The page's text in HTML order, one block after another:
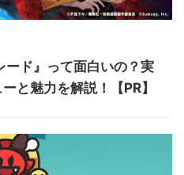
ード』って面白いの？実
と魅力を解説！【PR】